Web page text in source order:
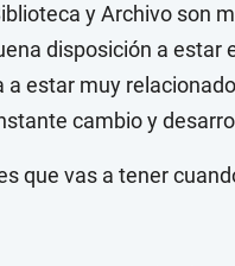
y Archivo son
disposición a estar
estar muy relacionado
cambio y
que vas a tener